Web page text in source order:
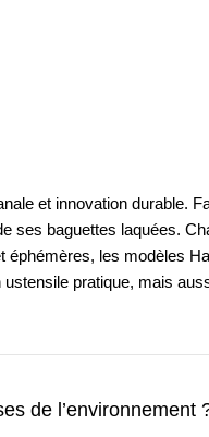
et innovation durable.
baguettes laquées.
les modèles
pratique, mais
de l’environnement